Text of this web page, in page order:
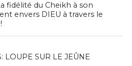
fidélité du Cheikh à son
envers DIEU à travers le
LOUPE SUR LE JEÛNE